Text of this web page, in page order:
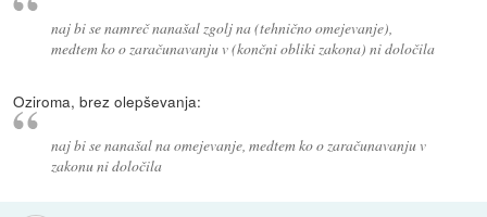
naj bi se namreč nanašal zgolj na (tehnično omejevanje),
medtem ko o zaračunavanju v (končni obliki zakona) ni določila
Oziroma, brez olepševanja:
naj bi se nanašal na omejevanje, medtem ko o zaračunavanju v
zakonu ni določila